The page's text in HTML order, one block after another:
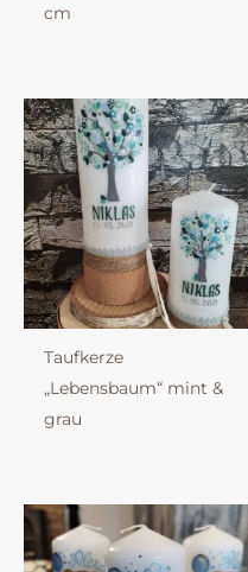
cm
Taufkerze
„Lebensbaum“ mint &
grau